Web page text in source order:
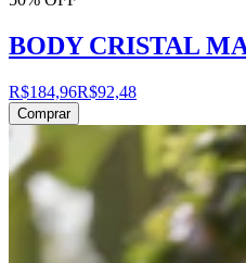
BODY CRISTAL
R$184,96R$92,48
Comprar